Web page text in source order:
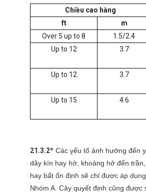
Chiều cao hàng
ft
m
Over 5 up to 8
1.5/2.4
Up to 12
3.7
Up to 12 3.7
Up to 15 4.6
21.3.2* Các yếu tố ảnh hưởng đến
dãy kín hay hở, khoảng hở đến
hay bất ổn định sẽ chỉ được áp
Nhóm A. Cây quyết định cũng được